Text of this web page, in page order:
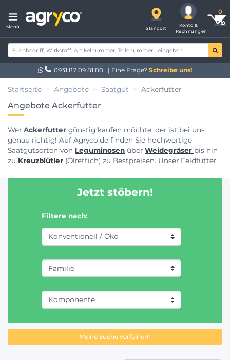
Menü Standort
Konto &
Rechnungen
0931 87 09 81 80 | Eine Frage? Schreibe uns!
Startseite Angebote Saatgut Ackerfutter
Angebote Ackerfutter
Wer Ackerfutter günstig kaufen möchte, der ist bei uns
genau richtig! Auf Agryco.de finden Sie hochwertige
Saatgutsorten von Leguminosen über Weidegräser bis hin
zu Kreuzblütler (Ölrettich) zu Bestpreisen. Unser Feldfutter
Lohnunternehmern bezogen. Unsere Bestseller sind
Luzerne, Weißklee, Deutsches Weidelgras, Welsches
Mähnutzung (Grünland) kaufen möchten oder Interesse an
einfach unsere Saatgutexperten.
Jetzt stöbern!
Filtere nach:
Meine Suche verfeinern